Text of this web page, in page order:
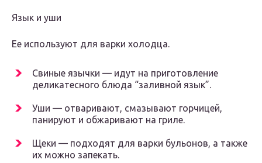
Язык и уши
Ее используют для варки холодца.
Свиные язычки — идут на приготовление
деликатесного блюда “заливной язык”.
Уши — отваривают, смазывают горчицей,
панируют и обжаривают на гриле.
Щеки — подходят для варки бульонов, а также
их можно запекать.